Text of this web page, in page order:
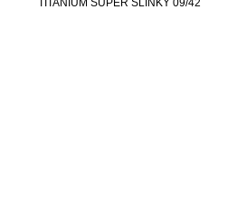
TITANIUM SUPER SLINKY 09/42